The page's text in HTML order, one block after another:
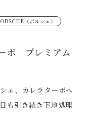
（ポルシェ）
ボ プレミアム
ェ、カレラターボへ
も引き続き下地処理